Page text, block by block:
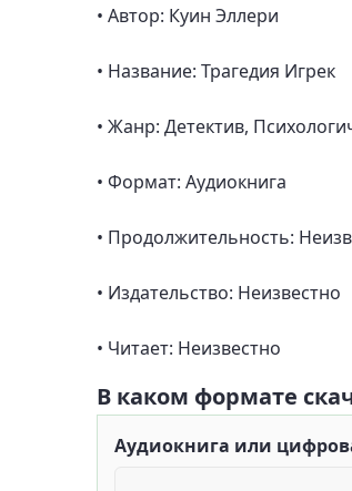
• Автор: Куин Эллери
• Название: Трагедия Игрек
• Жанр: Детектив,
• Формат: Аудиокнига
• Продолжительность:
• Издательство: Неизвестно
• Читает: Неизвестно
В каком формате
Аудиокнига или